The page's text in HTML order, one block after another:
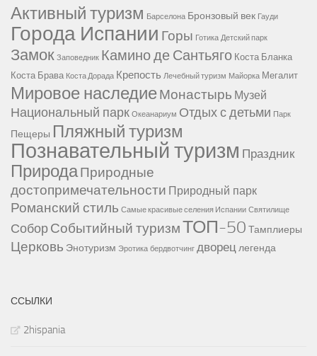
Активный туризм Барселона Бронзовый век Гауди
Города Испании Горы Готика Детский парк
Замок Заповедник Камино де Сантьяго Коста Бланка
Коста Брава Коста Дорада Крепость Лечебный туризм Майорка Мегалит
Мировое наследиеМонастырь Музей
Национальный парк Океанариум Отдых с детьми Парк
Пещеры Пляжный туризм
Познавательный туризм Праздник
ПриродаПриродные
достопримечательности Природный парк
Романский стиль Самые красивые селения Испании Святилище
СоборСобытийный туризмТОП-50 Тамплиеры
Церковь Энотуризм Эротика бердвотчинг дворецлегенда
ССЫЛКИ
2hispania